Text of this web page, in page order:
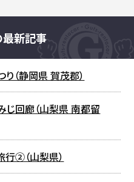
最新記事
（静岡県 賀茂郡）
じ回廊（山梨県 南都留
行②（山梨県）